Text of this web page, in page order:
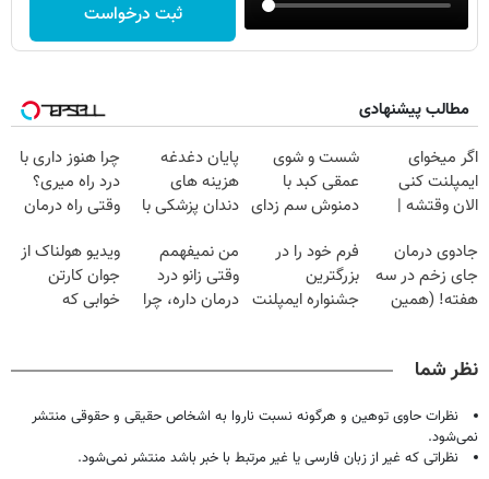
ثبت درخواست
مطالب پیشنهادی
اگر میخوای
ایمپلنت کنی
الان وقتشه |
میلیون تومان!!!
شست و شوی
عمقی کبد با
دمنوش سم زدای
پایان دغدغه
هزینه های
دندان پزشکی با
خانگی
چرا هنوز داری با
درد راه میری؟
وقتی راه درمان
جادوی درمان
جای زخم در سه
هفته! (همین
فرم خود را در
بزرگترین
جشنواره ایمپلنت
من نمیفهمم
وقتی زانو درد
درمان داره، چرا
ویدیو هولناک از
جوان کارتن
خوابی که
نظر شما
نظرات حاوی توهین و هرگونه نسبت ناروا به اشخاص حقیقی و حقوقی منتشر
نمی‌شود.
نظراتی که غیر از زبان فارسی یا غیر مرتبط با خبر باشد منتشر نمی‌شود.